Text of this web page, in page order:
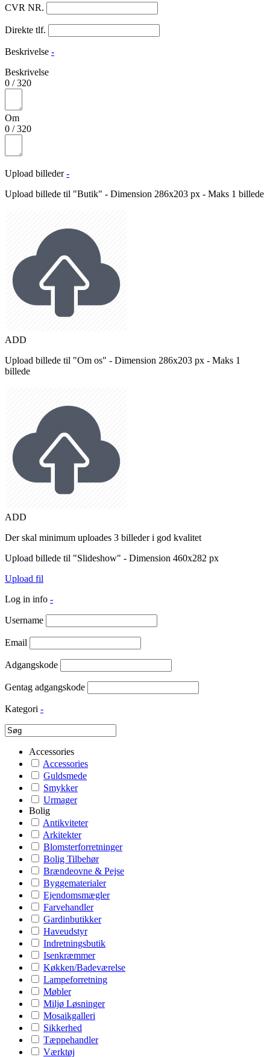
CVR NR.
Direkte tlf.
Beskrivelse -
Beskrivelse
0 /320
Om
0 /320
Upload billeder -
Upload billede til "Butik" - Dimension 286x203 px - Maks 1 billede
ADD
Upload billede til "Om os" - Dimension 286x203 px - Maks 1
billede
ADD
Der skal minimum uploades 3 billeder i god kvalitet
Upload billede til "Slideshow" - Dimension 460x282 px
Upload fil
Log in info -
Username
Email
Adgangskode
Gentag adgangskode
Kategori -
Accessories
Accessories
Guldsmede
Smykker
Urmager
Bolig
Antikviteter
Arkitekter
Blomsterforretninger
Bolig Tilbehør
Brændeovne & Pejse
Byggematerialer
Ejendomsmægler
Farvehandler
Gardinbutikker
Haveudstyr
Indretningsbutik
Isenkræmmer
Køkken/Badeværelse
Lampeforretning
Møbler
Miljø Løsninger
Mosaikgalleri
Sikkerhed
Tæppehandler
Værktøj